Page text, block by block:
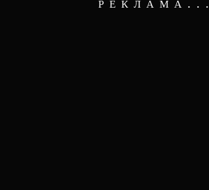
РЕКЛАМА...